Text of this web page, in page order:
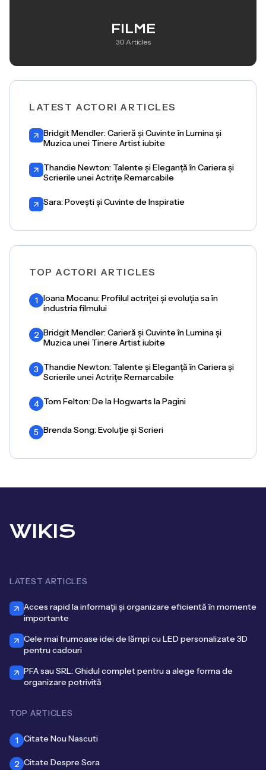
FILME
30 Articles
LATEST ACTORI ARTICLES
Bridgit Mendler: Carieră și Cuvinte în Lumina și
Muzica unei Tinere Artist iubite
Thandie Newton: Talente și Eleganță în Cariera și
Scrierile unei Actrițe Remarcabile
Sara: Povești și Cuvinte de Inspiratie
TOP ACTORI ARTICLES
1 Ioana Mocanu: Profilul actriței și evoluția sa în
industria filmului
2 Bridgit Mendler: Carieră și Cuvinte în Lumina și
Muzica unei Tinere Artist iubite
3 Thandie Newton: Talente și Eleganță în Cariera și
Scrierile unei Actrițe Remarcabile
4 Tom Felton: De la Hogwarts la Pagini
5 Brenda Song: Evoluție și Scrieri
WIKIS
LATEST ARTICLES
Acces rapid la informații și organizare eficientă în momente
importante
Cele mai frumoase idei de lămpi cu LED personalizate 3D
pentru cadouri
PFA sau SRL: Ghidul complet pentru a alege forma de
organizare potrivită
TOP ARTICLES
1 Citate Nou Nascuti
2 Citate Despre Sora